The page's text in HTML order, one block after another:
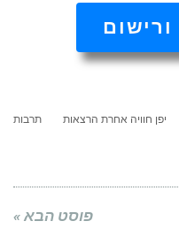
יפן חוויה אחרת הרצאות תרבות
פוסט הבא »